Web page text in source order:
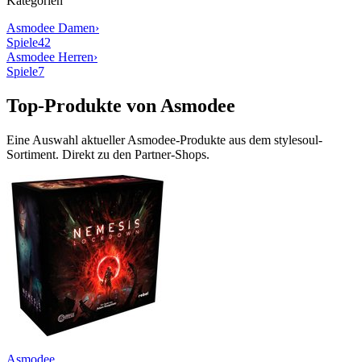
Asmodee Damen›
Spiele42
Asmodee Herren›
Spiele7
Top-Produkte von Asmodee
Eine Auswahl aktuellerAsmodee-Produkte aus dem stylesoul-
Sortiment. Direkt zu den Partner-Shops.
Asmodee